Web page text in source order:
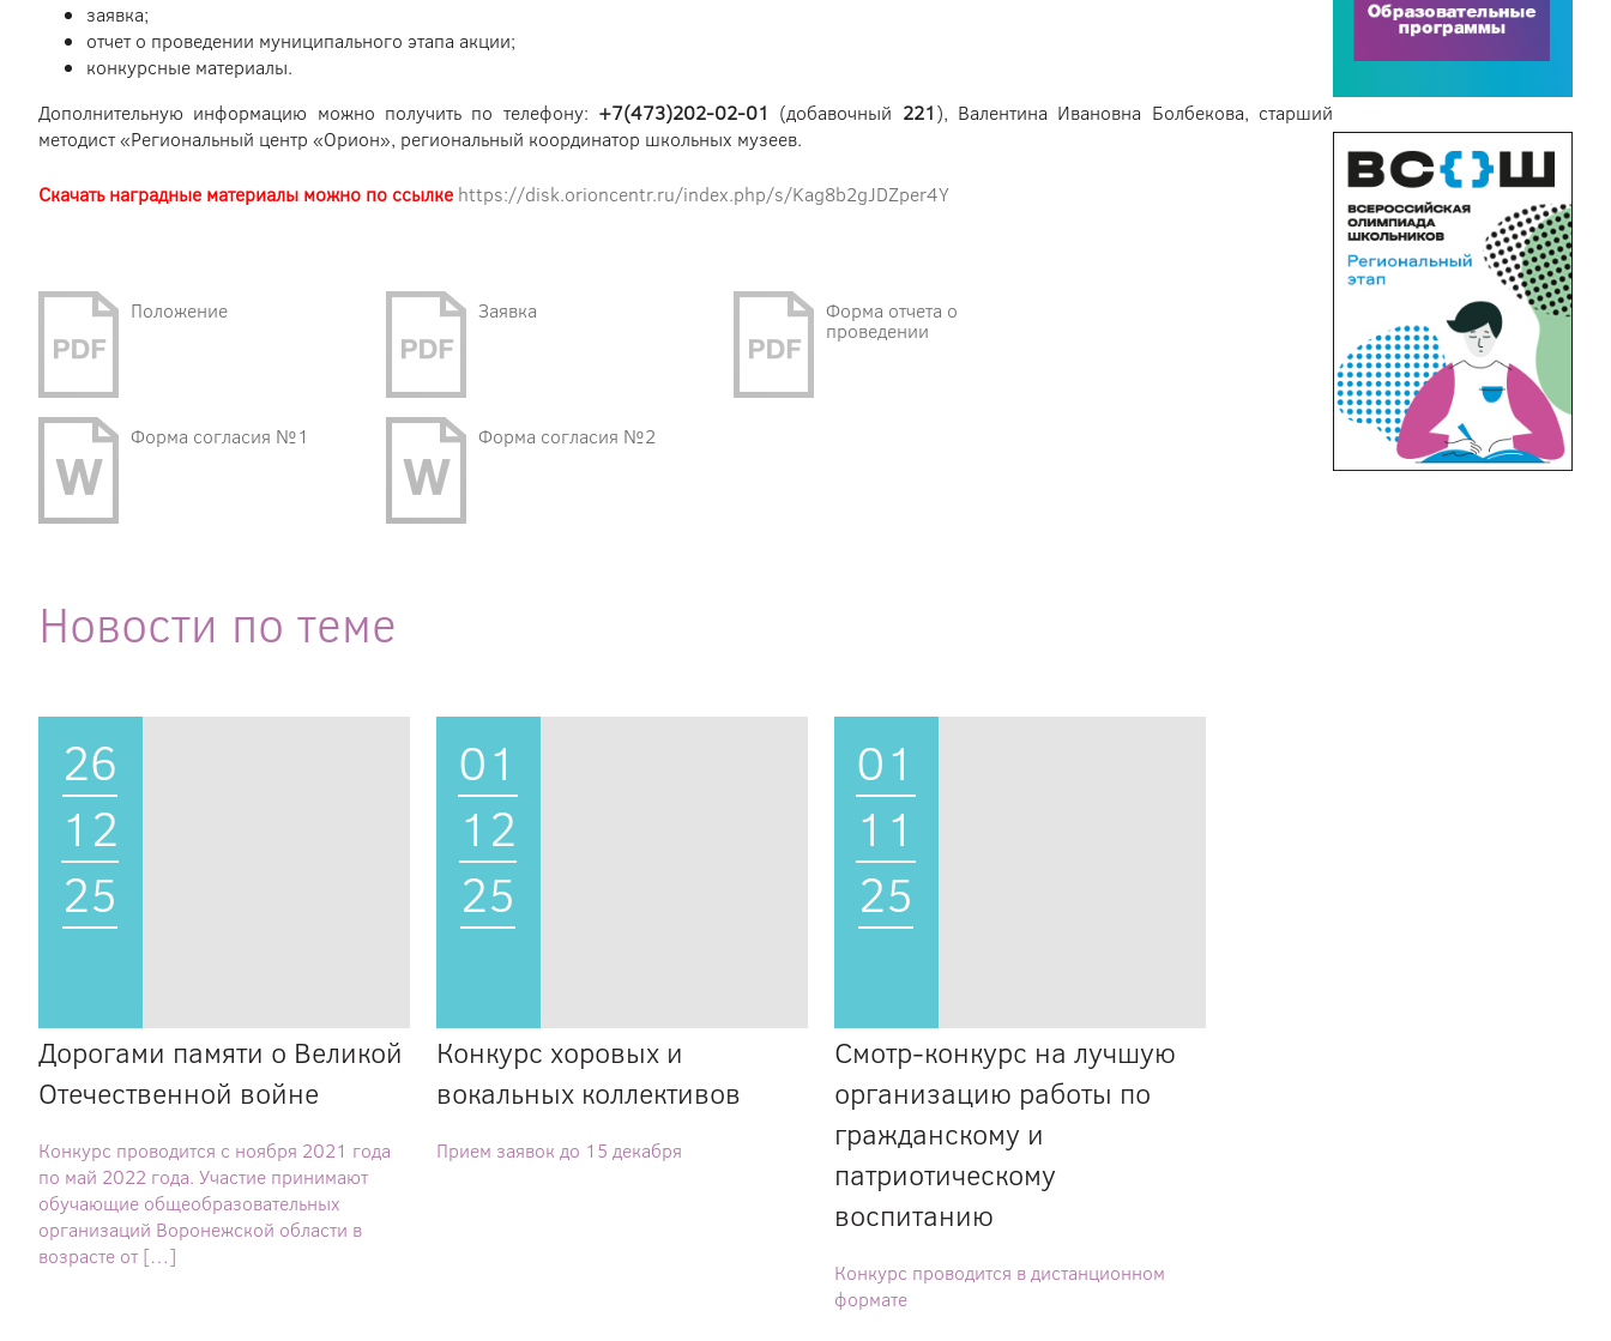
заявка;
отчет о проведении муниципального этапа акции;
конкурсные материалы.
Дополнительную информацию можно получить по телефону: +7(473)202-02-01 (добавочный 221), Валентина Ивановна Болбекова, старший
методист «Региональный центр «Орион», региональный координатор школьных музеев.
Скачать наградные материалы можно по ссылке https://disk.orioncentr.ru/index.php/s/Kag8b2gJDZper4Y
Положение Заявка Форма отчета о
проведении
Форма согласия №1 Форма согласия №2
Новости по теме
26
12
25
Дорогами памяти о Великой
Отечественной войне
Конкурс проводится с ноября 2021 года
по май 2022 года. Участие принимают
обучающие общеобразовательных
организаций Воронежской области в
возрасте от […]
01
12
25
Конкурс хоровых и
вокальных коллективов
Прием заявок до 15 декабря
01
11
25
Смотр-конкурс на лучшую
организацию работы по
гражданскому и
патриотическому
воспитанию
Конкурс проводится в дистанционном
формате